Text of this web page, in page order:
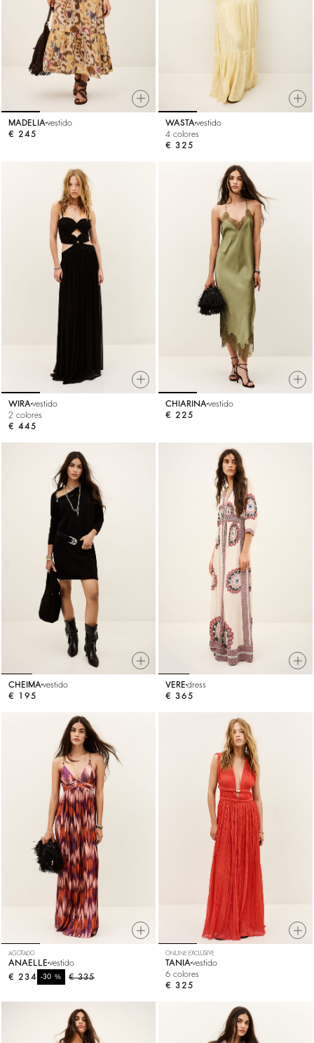
MADELIA vestido
€ 245
WASTA vestido
4 colores
€ 325
WIRA vestido
2 colores
€ 445
CHIARINA vestido
€ 225
CHEIMA vestido
€ 195
VERE dress
€ 365
AGOTADO
ANAELLE vestido
€ 335
-30%
€ 234
ONLINE EXCLUSIVE
TANIA vestido
6 colores
€ 325